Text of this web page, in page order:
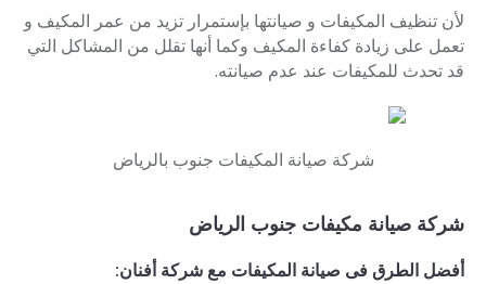
لأن تنظيف المكيفات و صيانتها بإستمرار تزيد من عمر المكيف و
تعمل على زيادة كفاءة المكيف وكما أنها تقلل من المشاكل التي
قد تحدث للمكيفات عند عدم صيانته.
شركة صيانة المكيفات جنوب بالرياض
شركة صيانة مكيفات جنوب الرياض
أفضل الطرق فى صيانة المكيفات مع شركة أفنان: